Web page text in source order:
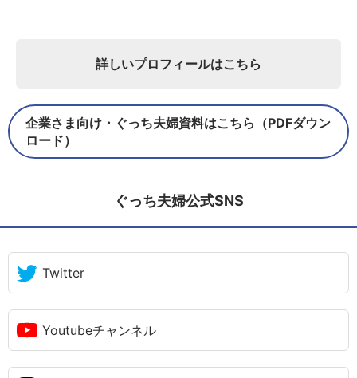
詳しいプロフィールはこちら
企業さま向け・ぐっち夫婦資料はこちら（PDFダウン
ロード）
ぐっち夫婦公式SNS
Twitter
Youtubeチャンネル